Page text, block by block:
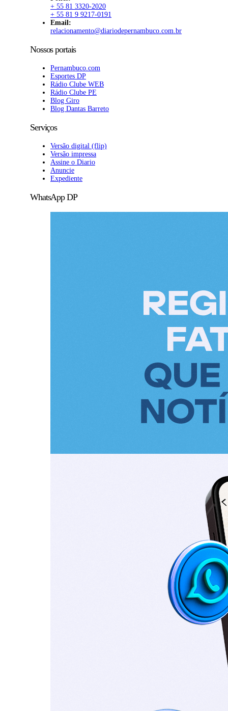
+ 55 81 3320-2020
+ 55 81 9 9217-0191
Email:
relacionamento@diariodepernambuco.com.br
Nossos portais
Pernambuco.com
Esportes DP
Rádio Clube WEB
Rádio Clube PE
Blog Giro
Blog Dantas Barreto
Serviços
Versão digital (flip)
Versão impressa
Assine o Diario
Anuncie
Expediente
WhatsApp DP